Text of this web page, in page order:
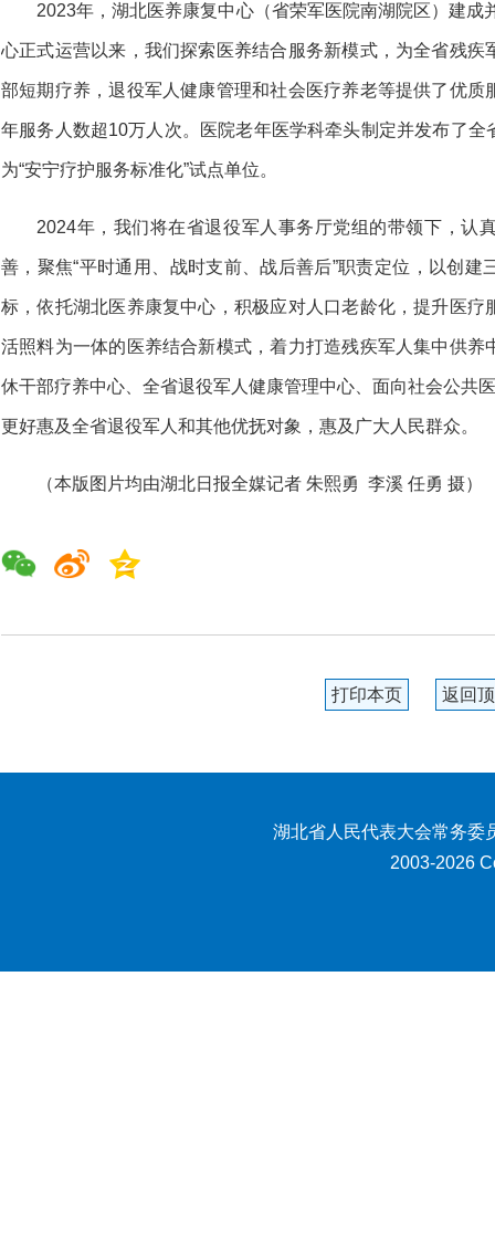
2023年，湖北医养康复中心（省荣军医院南湖院区）建成
心正式运营以来，我们探索医养结合服务新模式，为全省残
部短期疗养，退役军人健康管理和社会医疗养老等提供了优
年服务人数超10万人次。医院老年医学科牵头制定并发布了
为“安宁疗护服务标准化”试点单位。
2024年，我们将在省退役军人事务厅党组的带领下，认
善，聚焦“平时通用、战时支前、战后善后”职责定位，以创
标，依托湖北医养康复中心，积极应对人口老龄化，提升医
活照料为一体的医养结合新模式，着力打造残疾军人集中供
休干部疗养中心、全省退役军人健康管理中心、面向社会公共
更好惠及全省退役军人和其他优抚对象，惠及广大人民群众。
（本版图片均由湖北日报全媒记者 朱熙勇 李溪 任勇 摄）
打印本页 返回
湖北省人民代表大会常务委
2003-2026